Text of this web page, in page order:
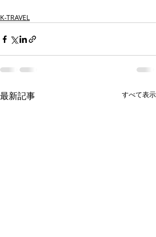
K-TRAVEL
最新記事 すべて表示